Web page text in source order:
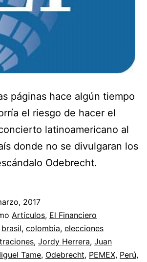
páginas hace algún tiempo
el riesgo de hacer el
latinoamericano al
donde no se divulgaran los
Odebrecht.
2017
Artículos, El Financiero
brasil, colombia, elecciones
, Jordy Herrera, Juan
Tame, Odebrecht, PEMEX, Perú,